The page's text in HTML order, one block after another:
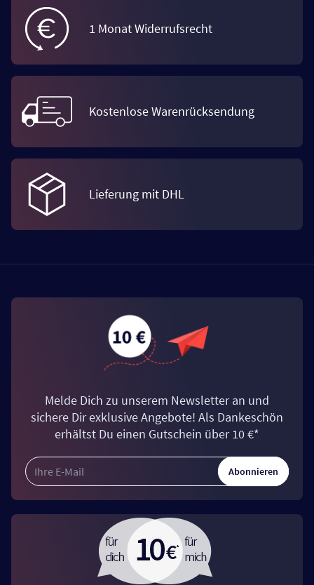
1 Monat Widerrufsrecht
Kostenlose Warenrücksendung
Lieferung mit DHL
Melde Dich zu unserem Newsletter an und
sichere Dir exklusive Angebote! Als Dankeschön
erhältst Du einen Gutschein über 10 €*
Abonnieren